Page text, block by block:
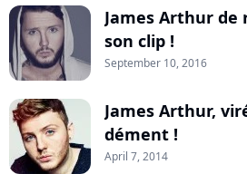
James Arthur
son clip !
September 10, 2016
James Arthur,
dément !
April 7, 2014